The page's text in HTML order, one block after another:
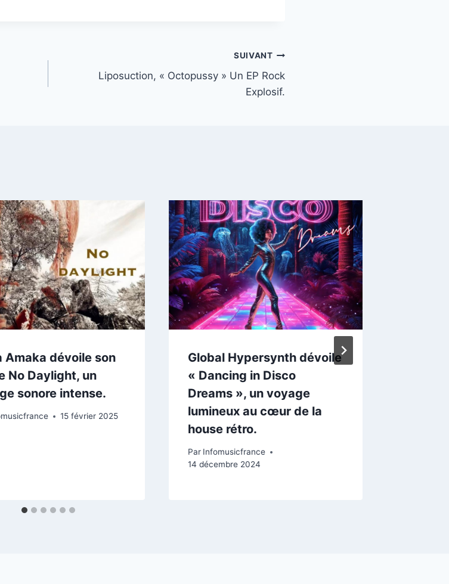
SUIVANT
Liposuction, « Octopussy » Un EP Rock
Explosif.
Amaka dévoile son
No Daylight, un
sonore intense.
15 février 2025
Global Hypersynth dévoile
« Dancing in Disco
Dreams », un voyage
lumineux au cœur de la
house rétro.
Par Infomusicfrance
14 décembre 2024